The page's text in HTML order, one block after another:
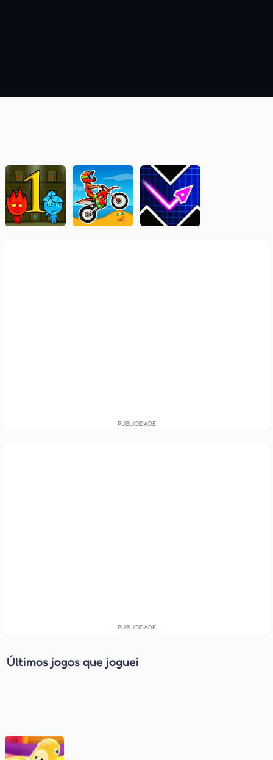
Últimos jogos que joguei